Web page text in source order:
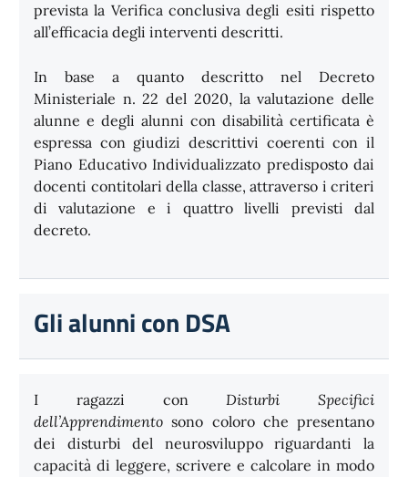
prevista la Verifica conclusiva degli esiti rispetto
all’efficacia degli interventi descritti.
In base a quanto descritto nel Decreto
Ministeriale n. 22 del 2020, la valutazione delle
alunne e degli alunni con disabilità certificata è
espressa con giudizi descrittivi coerenti con il
Piano Educativo Individualizzato predisposto dai
docenti contitolari della classe, attraverso i criteri
di valutazione e i quattro livelli previsti dal
decreto.
Gli alunni con DSA
I ragazzi conDisturbi Specifici
dell’Apprendimento sono coloro che presentano
dei disturbi del neurosviluppo riguardanti la
capacità di leggere, scrivere e calcolare in modo